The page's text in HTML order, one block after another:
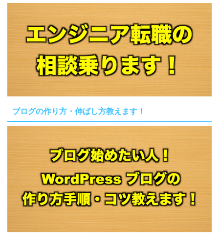
ブログの作り方・伸ばし方教えます！